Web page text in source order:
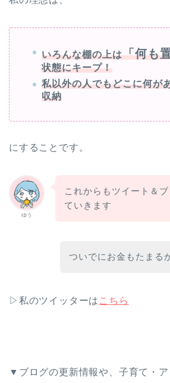
いろんな棚の上は「何も
状態にキープ！
私以外の人でもどこに何が
収納
にすることです。
ゆう
これからもツイート＆
ていきます
ついでにお金もたまる
▷私のツイッターは こちら
▼ブログの更新情報や、子育て・ア